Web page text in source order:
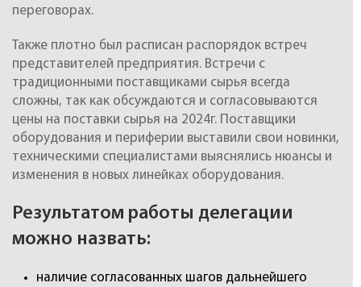
переговорах.
Также плотно был расписан распорядок встреч
представителей предприятия. Встречи с
традиционными поставщиками сырья всегда
сложны, так как обсуждаются и согласовываются
цены на поставки сырья на 2024г. Поставщики
оборудования и периферии выставили свои новинки,
техническими специалистами выяснялись нюансы и
изменения в новых линейках оборудования.
Результатом работы делегации
можно назвать:
наличие согласованных шагов дальнейшего